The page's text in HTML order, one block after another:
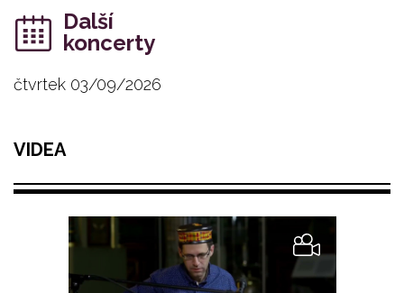
Další
koncerty
čtvrtek 03/09/2026
VIDEA